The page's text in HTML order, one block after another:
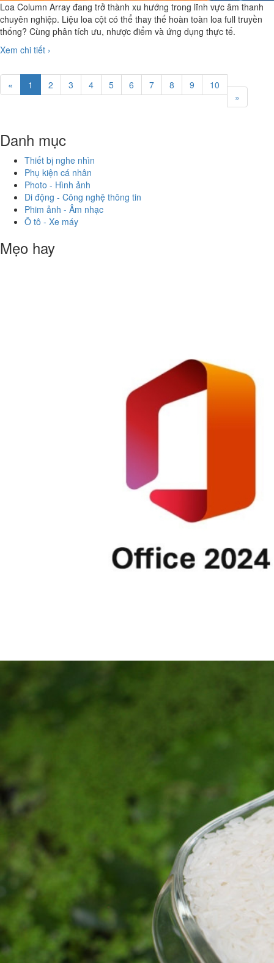
Loa Column Array đang trở thành xu hướng trong lĩnh vực âm thanh
chuyên nghiệp. Liệu loa cột có thể thay thế hoàn toàn loa full truyền
thống? Cùng phân tích ưu, nhược điểm và ứng dụng thực tế.
Xem chi tiết ›
« 1 2 3 4 5 6 7 8 9
10
»
Danh mục
Thiết bị nghe nhìn
Phụ kiện cá nhân
Photo - Hình ảnh
Di động - Công nghệ thông tin
Phim ảnh - Âm nhạc
Ô tô - Xe máy
Mẹo hay